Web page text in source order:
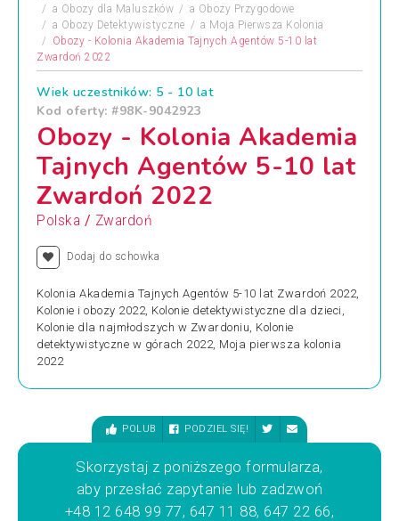
a Obozy dla Maluszków a Obozy Przygodowe
a Obozy Detektywistyczne a Moja Pierwsza Kolonia
Obozy - Kolonia Akademia Tajnych Agentów 5-10 lat
Zwardoń 2022
Wiek uczestników: 5 - 10 lat
Kod oferty: #98K-9042923
Obozy - Kolonia Akademia
Tajnych Agentów 5-10 lat
Zwardoń 2022
Polska / Zwardoń
Dodaj do schowka
Kolonia Akademia Tajnych Agentów 5-10 lat Zwardoń 2022,
Kolonie i obozy 2022, Kolonie detektywistyczne dla dzieci,
Kolonie dla najmłodszych w Zwardoniu, Kolonie
detektywistyczne w górach 2022, Moja pierwsza kolonia
2022
POLUB PODZIEL SIĘ!
Skorzystaj z poniższego formularza,
aby przesłać zapytanie lub zadzwoń
+48 12 648 99 77, 647 11 88, 647 22 66,